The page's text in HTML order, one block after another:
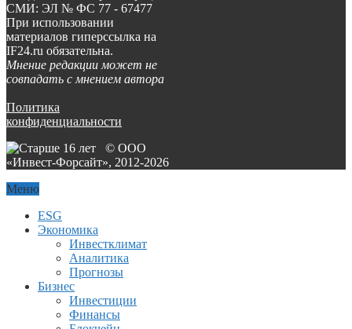
СМИ: ЭЛ № ФС 77 - 67477
При использовании
материалов гиперссылка на
IF24.ru обязательна.
Мнение редакции может не
совпадать с мнением автора
Политика
конфиденциальности
© ООО
«Инвест-Форсайт», 2012-2026
Меню
ESG
Экономика
Инвестклимат
Аналитика
Прогнозы
Бизнес
Инвестиции
Финансы